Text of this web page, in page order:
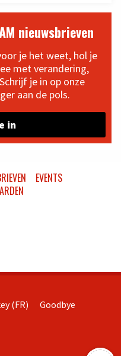
nieuwsbrieven
je het weet, hol je
met verandering,
je in op onze
aan de pols.
in
EVENTS
(FR) Goodbye